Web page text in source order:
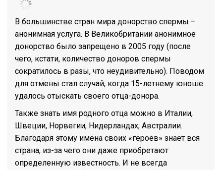
В большинстве стран мира донорство спермы –
анонимная услуга. В Великобритании анонимное
донорство было запрещено в 2005 году (после
чего, кстати, количество доноров спермы
сократилось в разы, что неудивительно). Поводом
для отмены стал случай, когда 15-летнему юноше
удалось отыскать своего отца-донора.
Также знать имя родного отца можно в Италии,
Швеции, Норвегии, Нидерландах, Австралии.
Благодаря этому имена своих «героев» знает вся
страна, из-за чего они даже приобретают
определенную известность. И не всегда